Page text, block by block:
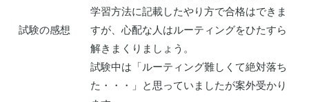
試験の感想
学習方法に記載したやり方で合格はできま
すが、心配な人はルーティングをひたすら
解きまくりましょう。
試験中は「ルーティング難しくて絶対落ち
た・・・」と思っていましたが案外受かり